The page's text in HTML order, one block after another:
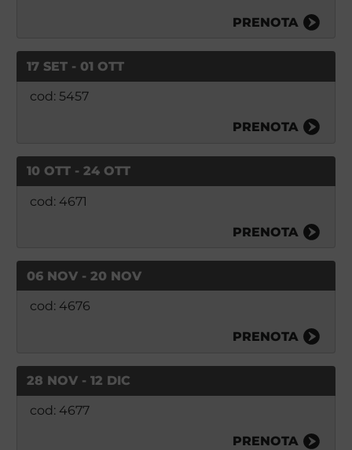
PRENOTA
17 SET - 01 OTT
cod: 5457
PRENOTA
10 OTT - 24 OTT
cod: 4671
PRENOTA
06 NOV - 20 NOV
cod: 4676
PRENOTA
28 NOV - 12 DIC
cod: 4677
PRENOTA